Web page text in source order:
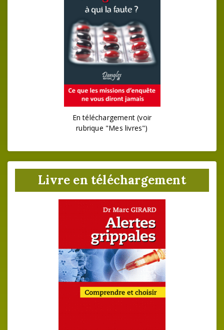
En téléchargement (voir
rubrique "Mes livres")
Livre en téléchargement